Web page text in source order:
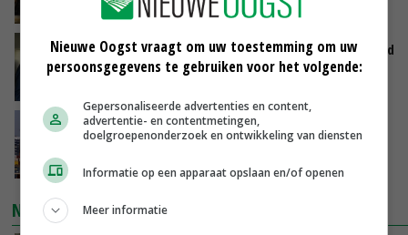
VANDAAG, 06:21
Jan Vernooij stopt bij Vee&Logistiek Nederland
China scherpt importeisen voor pootgoed aan
vanwege zebrachipbacterie
NIEUWSTE VIDEO'S
Nieuwe Oogst vraagt om uw toestemming om uw
persoonsgegevens te gebruiken voor het volgende:
Gepersonaliseerde advertenties en content,
advertentie- en contentmetingen,
doelgroepenonderzoek en ontwikkeling van diensten
Informatie op een apparaat opslaan en/of openen
Meer informatie